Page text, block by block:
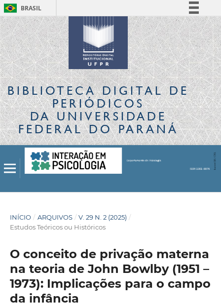
BRASIL
Simplifique!
Comunica BR
Participe
Acesso à informação
Legislação
Canais
BIBLIOTECA DIGITALDE
PERIÓDICOS
DA UNIVERSIDADE
FEDERAL DO PARANÁ
INÍCIO / ARQUIVOS / V. 29 N. 2 (2025) /
Estudos Teóricos ou Históricos
O conceito de privação materna
na teoria de John Bowlby (1951 –
1973): Implicações para o campo
da infância